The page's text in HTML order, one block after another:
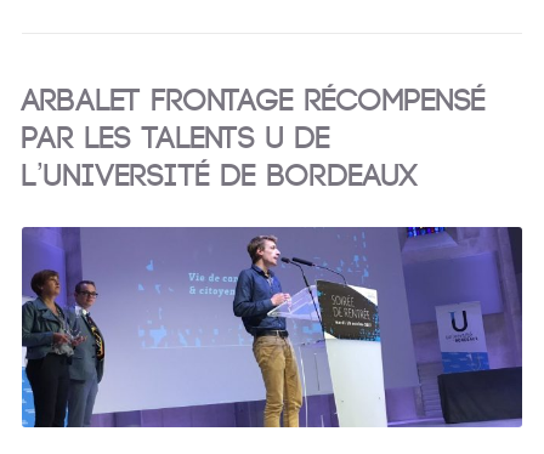
Arbalet Frontage récompensé
par les Talents U de
l’université de Bordeaux